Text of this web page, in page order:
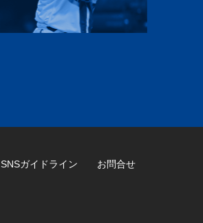
SNSガイドライン お問合せ